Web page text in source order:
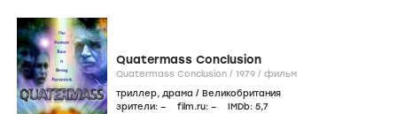
Quatermass Conclusion
Quatermass Conclusion / 1979 / фильм
триллер, драма / Великобритания
зрители: – film.ru: – IMDb: 5,7